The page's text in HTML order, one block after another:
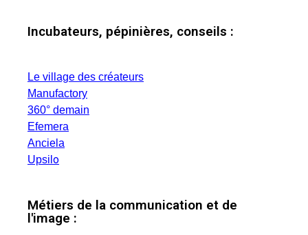
Incubateurs, pépinières, conseils :
Le village des créateurs
Manufactory
360° demain
Efemera
Anciela
Upsil o
Métiers de la communication et de
l'image :